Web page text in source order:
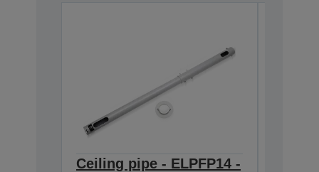
Ceiling pipe - ELPFP14 -